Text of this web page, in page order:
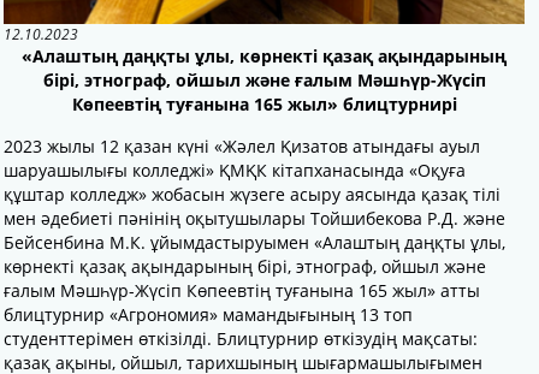
12.10.2023
«Алаштың даңқты ұлы, көрнекті қазақ ақындарының
бірі, этнограф, ойшыл және ғалым Мәшһүр-Жүсіп
Көпеевтің туғанына 165 жыл» блицтурнирі
2023 жылы 12 қазан күні «Жәлел Қизатов атындағы ауыл
шаруашылығы колледжі» ҚМҚК кітапханасында «Оқуға
құштар колледж» жобасын жүзеге асыру аясында қазақ тілі
мен әдебиеті пәнінің оқытушылары Тойшибекова Р.Д. және
Бейсенбина М.К. ұйымдастыруымен «Алаштың даңқты ұлы,
көрнекті қазақ ақындарының бірі, этнограф, ойшыл және
ғалым Мәшһүр-Жүсіп Көпеевтің туғанына 165 жыл» атты
блицтурнир «Агрономия» мамандығының 13 топ
студенттерімен өткізілді. Блицтурнир өткізудің мақсаты:
қазақ ақыны, ойшыл, тарихшының шығармашылығымен